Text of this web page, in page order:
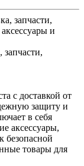
с доставкой от
защиту и
в себя
аксессуары,
безопасной
товары для